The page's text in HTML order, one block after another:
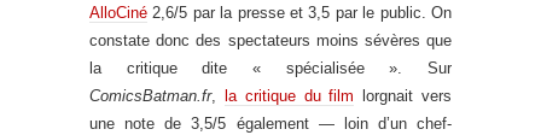
AlloCiné 2,6/5 par la presse et 3,5 par le public. On
constate donc des spectateurs moins sévères que
la critique dite « spécialisée ». Sur
ComicsBatman.fr, la critique du film lorgnait vers
une note de 3,5/5 également — loin d’un chef-